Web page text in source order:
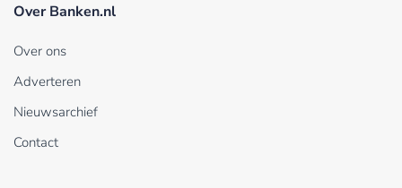
Over Banken.nl
Over ons
Adverteren
Nieuwsarchief
Contact